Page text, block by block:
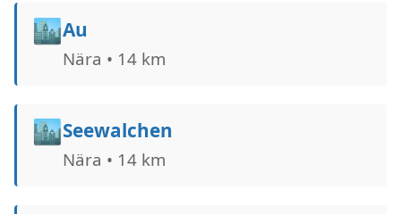
🏙️Au
Nära • 14 km
🏙️Seewalchen
Nära • 14 km